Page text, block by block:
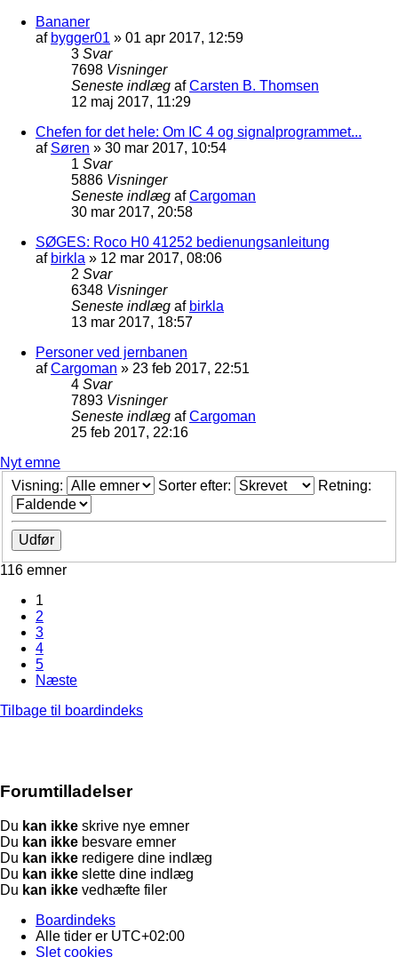
Bananer
af bygger01 » 01 apr 2017, 12:59
3 Svar
7698 Visninger
Seneste indlæg afCarsten B. Thomsen
12 maj 2017, 11:29
Chefen for det hele: Om IC 4 og signalprogrammet...
af Søren » 30 mar 2017, 10:54
1 Svar
5886 Visninger
Seneste indlæg afCargoman
30 mar 2017, 20:58
SØGES: Roco H0 41252 bedienungsanleitung
af birkla » 12 mar 2017, 08:06
2 Svar
6348 Visninger
Seneste indlæg af birkla
13 mar 2017, 18:57
Personer ved jernbanen
afCargoman » 23 feb 2017, 22:51
4 Svar
7893 Visninger
Seneste indlæg afCargoman
25 feb 2017, 22:16
Nyt emne
Visning:
Sorter efter: Retning:
116 emner
1
2
3
4
5
Næste
Tilbage til boardindeks
Forumtilladelser
Du kan ikke skrive nye emner
Du kan ikke besvare emner
Du kan ikke redigere dine indlæg
Du kan ikke slette dine indlæg
Du kan ikke vedhæfte filer
Boardindeks
Alle tider er UTC+02:00
Slet cookies